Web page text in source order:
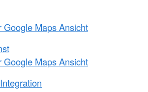
Google Maps Ansicht
Google Maps Ansicht